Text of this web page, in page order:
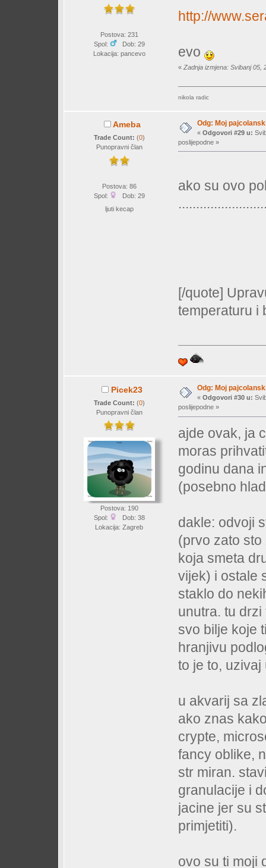
Postova: 231
Spol:
Dob: 29
Lokacija: pancevo
http://
evo
« Zadnja izmjena: Svibanj 05,
nikola radic
Ameba
Trade Count: (0)
Punopravni član
Postova: 86
Spol:
Dob: 29
ljuti kecap
Odg: Moj
« Odgovori #29 u:
poslijepodne »
ako su ovo
[/quote]
temperaturu
Picek23
Trade Count: (0)
Punopravni član
Postova: 190
Spol:
Dob: 38
Lokacija: Zagreb
Odg: Moj
« Odgovori #30 u:
poslijepodne »
ajde ovak, ja
moras
godinu dana
(posebno
dakle: odvoji
(prvo zato
koja smeta
vijek) i ostale
staklo do
unutra. tu
svo bilje koje
hranjivu
to je to,
u akvarij sa
ako znas
crypte,
fancy oblike,
str miran.
granulacije i
jacine jer su
primjetiti).
ovo su ti moji